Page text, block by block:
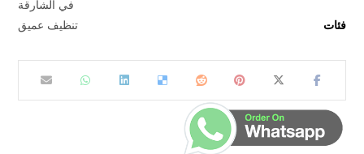
في الشارقة
فئات
تنظيف عميق